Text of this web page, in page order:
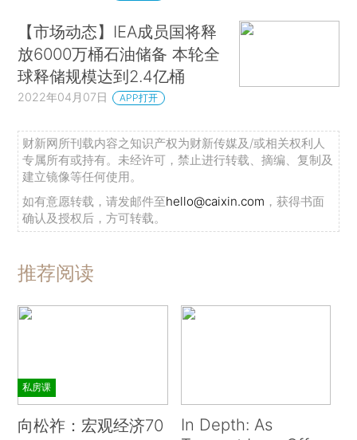
【市场动态】IEA成员国将释
放6000万桶石油储备 本轮全
球释储规模达到2.4亿桶
2022年04月07日 APP打开
财新网所刊载内容之知识产权为财新传媒及/或相关权利人
专属所有或持有。未经许可，禁止进行转载、摘编、复制及
建立镜像等任何使用。
如有意愿转载，请发邮件至hello@caixin.com ，获得书面
确认及授权后，方可转载。
推荐阅读
私房课
向松祚：宏观经济70
In Depth: As